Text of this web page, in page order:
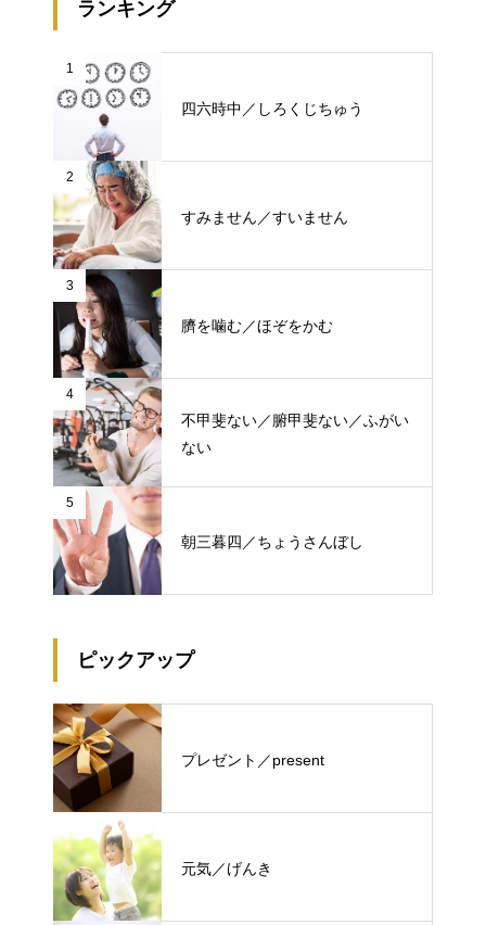
ランキング
1
四六時中／しろくじちゅう
2
すみません／すいません
3
臍を噛む／ほぞをかむ
4
不甲斐ない／腑甲斐ない／ふがい
ない
5
朝三暮四／ちょうさんぼし
ピックアップ
プレゼント／present
元気／げんき